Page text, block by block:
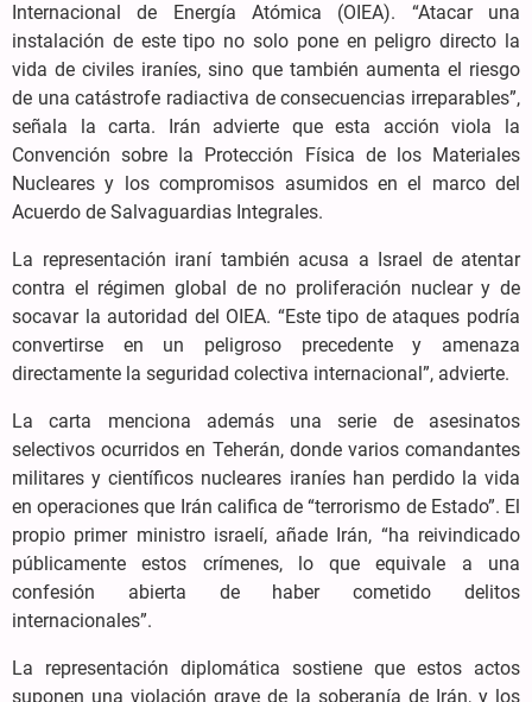
Internacional de Energía Atómica (OIEA). “Atacar una
instalación de este tipo no solo pone en peligro directo la
vida de civiles iraníes, sino que también aumenta el riesgo
de una catástrofe radiactiva de consecuencias irreparables”,
señala la carta. Irán advierte que esta acción viola la
Convención sobre la Protección Física de los Materiales
Nucleares y los compromisos asumidos en el marco del
Acuerdo de Salvaguardias Integrales.
La representación iraní también acusa a Israel de atentar
contra el régimen global de no proliferación nuclear y de
socavar la autoridad del OIEA. “Este tipo de ataques podría
convertirse en un peligroso precedente y amenaza
directamente la seguridad colectiva internacional”, advierte.
La carta menciona además una serie de asesinatos
selectivos ocurridos en Teherán, donde varios comandantes
militares y científicos nucleares iraníes han perdido la vida
en operaciones que Irán califica de “terrorismo de Estado”. El
propio primer ministro israelí, añade Irán, “ha reivindicado
públicamente estos crímenes, lo que equivale a una
confesión abierta de haber cometido delitos
internacionales”.
La representación diplomática sostiene que estos actos
suponen una violación grave de la soberanía de Irán, y los